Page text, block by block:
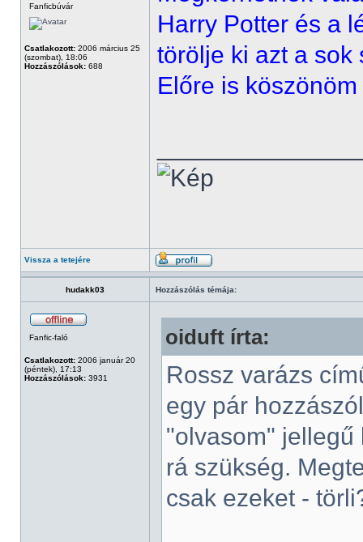
Fanficbúvár
Csatlakozott: 2006 március 25
(szombat), 18:06
Hozzászólások: 688
Harry Potter és a
törölje ki azt a sok
Előre is
Vissza a tetejére
hudakk03 Hozzászólás témája:
Fanfic-faló
Csatlakozott: 2006 január 20
(péntek), 17:13
Hozzászólások: 3931
oiduft írta:
Rossz varázs
egy pár
"olvasom" jellegű
rá szükség.
csak ezeket -